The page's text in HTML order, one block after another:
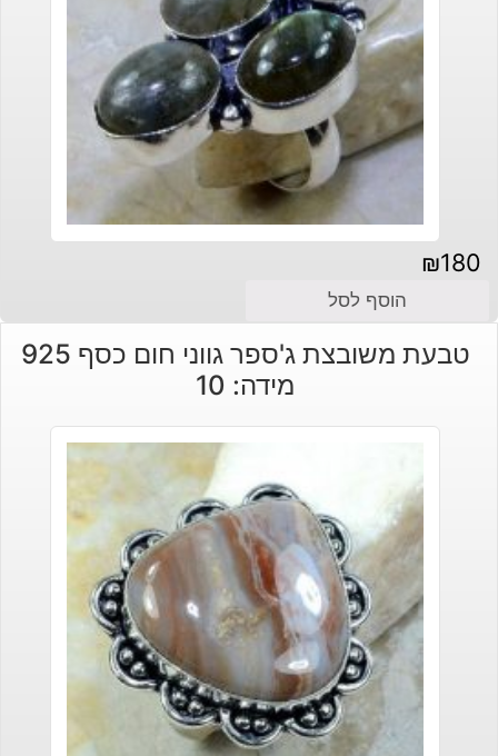
₪180
הוסף לסל
טבעת משובצת ג'ספר גווני חום כסף 925
מידה: 10